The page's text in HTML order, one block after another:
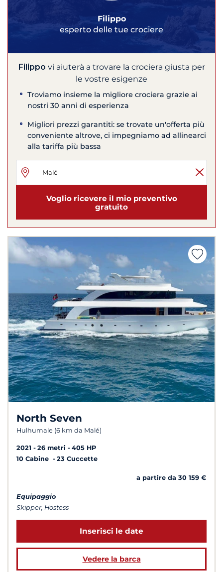
Filippo
esperto delle tue crociere
Filippo vi aiuterà a trovare la crociera giusta per
le vostre esigenze
Troviamo insieme la migliore crociera grazie ai
nostri 30 anni di esperienza
Migliori prezzi garantiti: se trovate un'offerta più
conveniente altrove, ci impegniamo ad allinearci
alla tariffa più bassa
Voglio ricevere il mio preventivo
gratuito
North Seven
Hulhumale (6 km da Malé)
2021 26 metri
405 HP
10 Cabine
23 Cuccette
a partire da 30 159 €
Equipaggio
Skipper, Hostess
Inserisci le date
Vedere la barca